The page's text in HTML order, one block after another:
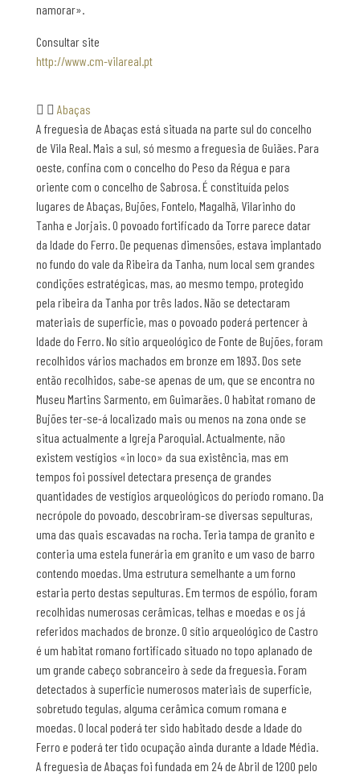
namorar».
Consultar site
http://www.cm-vilareal.pt
Abaças
A freguesia de Abaças está situada na parte sul do concelho
de Vila Real. Mais a sul, só mesmo a freguesia de Guiães. Para
oeste, confina com o concelho do Peso da Régua e para
oriente com o concelho de Sabrosa. É constituída pelos
lugares de Abaças, Bujões, Fontelo, Magalhã, Vilarinho do
Tanha e Jorjais. O povoado fortificado da Torre parece datar
da Idade do Ferro. De pequenas dimensões, estava implantado
no fundo do vale da Ribeira da Tanha, num local sem grandes
condições estratégicas, mas, ao mesmo tempo, protegido
pela ribeira da Tanha por três lados. Não se detectaram
materiais de superfície, mas o povoado poderá pertencer à
Idade do Ferro. No sítio arqueológico de Fonte de Bujões, foram
recolhidos vários machados em bronze em 1893. Dos sete
então recolhidos, sabe-se apenas de um, que se encontra no
Museu Martins Sarmento, em Guimarães. O habitat romano de
Bujões ter-se-á localizado mais ou menos na zona onde se
situa actualmente a Igreja Paroquial. Actualmente, não
existem vestígios «in loco» da sua existência, mas em
tempos foi possível detectara presença de grandes
quantidades de vestígios arqueológicos do período romano. Da
necrópole do povoado, descobriram-se diversas sepulturas,
uma das quais escavadas na rocha. Teria tampa de granito e
conteria uma estela funerária em granito e um vaso de barro
contendo moedas. Uma estrutura semelhante a um forno
estaria perto destas sepulturas. Em termos de espólio, foram
recolhidas numerosas cerâmicas, telhas e moedas e os já
referidos machados de bronze. O sítio arqueológico de Castro
é um habitat romano fortificado situado no topo aplanado de
um grande cabeço sobranceiro à sede da freguesia. Foram
detectados à superfície numerosos materiais de superfície,
sobretudo tegulas, alguma cerâmica comum romana e
moedas. O local poderá ter sido habitado desde a Idade do
Ferro e poderá ter tido ocupação ainda durante a Idade Média.
A freguesia de Abaças foi fundada em 24 de Abril de 1200 pelo